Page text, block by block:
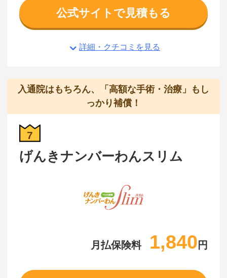
公式サイトで見積もる
詳細・クチコミを見る
入通院はもちろん、「高額な手術・治療」もし
っかり補償！
7
げんきナンバーわんスリム
月払保険料 1,840 円